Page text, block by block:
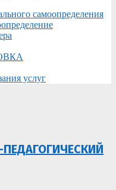
самоопределения
услуг